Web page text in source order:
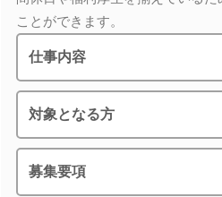
ことができます。
仕事内容
対象となる方
募集要項